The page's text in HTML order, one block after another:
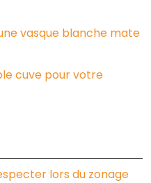
vasque blanche mate
cuve pour votre
lors du zonage